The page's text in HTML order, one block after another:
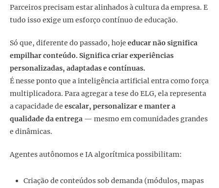
Parceiros precisam estar alinhados à cultura da empresa. E
tudo isso exige um esforço contínuo de educação.
Só que, diferente do passado, hoje educar não significa
empilhar conteúdo. Significa criar experiências
personalizadas, adaptadas e contínuas.
É nesse ponto que a inteligência artificial entra como força
multiplicadora. Para agregar a tese do ELG, ela representa
a capacidade de escalar, personalizar e manter a
qualidade da entrega — mesmo em comunidades grandes
e dinâmicas.
Agentes autônomos e IA algorítmica possibilitam:
Criação de conteúdos sob demanda (módulos, mapas